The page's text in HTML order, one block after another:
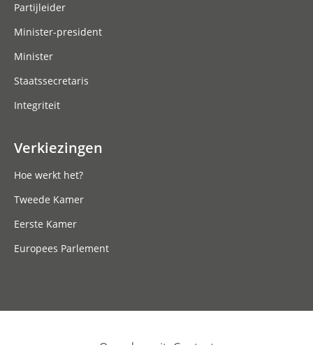
Partijleider
Minister-president
Minister
Staatssecretaris
Integriteit
Verkiezingen
Hoe werkt het?
Tweede Kamer
Eerste Kamer
Europees Parlement